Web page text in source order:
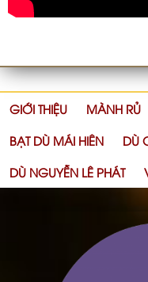
GIỚI THIỆU MÀNH RỦ
BẠT DÙ MÁI HIÊN
DÙ
DÙ NGUYỄN LÊ PHÁT